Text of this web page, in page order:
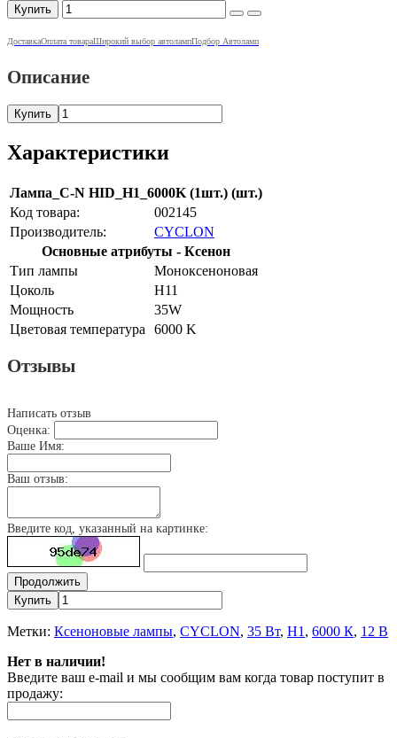
Купить
ДоставкаОплата товараШирокий выбор автолампПодбор Автоламп
Описание
Купить
Характеристики
Лампа_C-N HID_H1_6000K (1шт.) (шт.)
Код товара:
002145
Производитель:
CYCLON
Основные атрибуты - Ксенон
Тип лампы
Моноксеноновая
Цоколь
H11
Мощность
35W
Цветовая температура
6000 K
Отзывы
Написать отзыв
Оценка:
Ваше Имя:
Ваш отзыв:
Введите код, указанный на картинке:
Продолжить
Купить
Метки: Ксеноновые лампы, CYCLON, 35 Вт, H1 , 6000 К, 12 В
Нет в наличии!
Введите ваш e-mail и мы сообщим вам когда товар поступит в
продажу: